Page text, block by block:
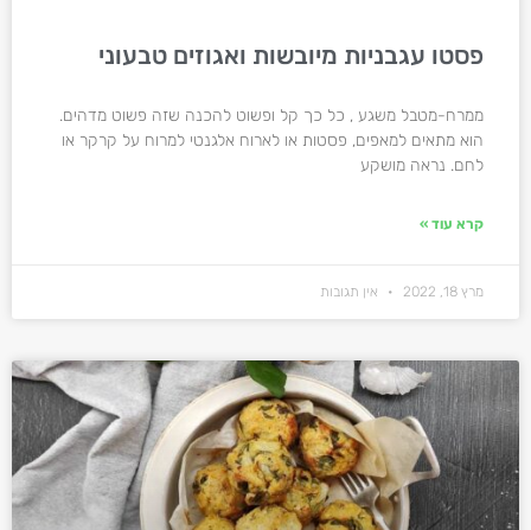
פסטו עגבניות מיובשות ואגוזים טבעוני
ממרח-מטבל משגע , כל כך קל ופשוט להכנה שזה פשוט מדהים.
הוא מתאים למאפים, פסטות או לארוח אלגנטי למרוח על קרקר או
לחם. נראה מושקע
קרא עוד »
מרץ 18, 2022 אין תגובות